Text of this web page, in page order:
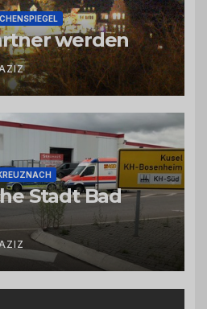
werden
Stadt Bad